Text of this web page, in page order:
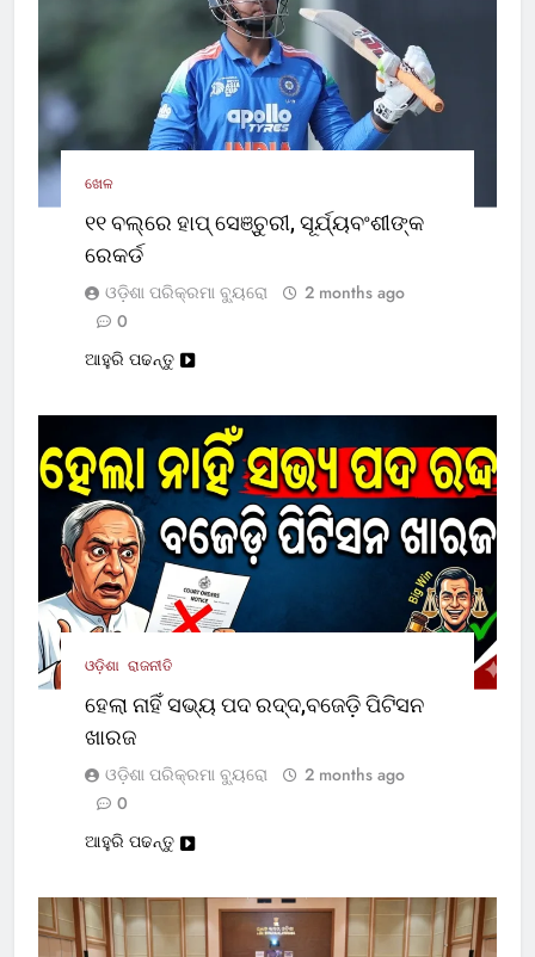
ଖେଳ
୧୧ ବଲ୍‌ରେ ହାପ୍ ସେଞ୍ଚୁରୀ, ସୂର୍ଯ୍ୟବଂଶୀଙ୍କ
ରେକର୍ଡ
ଓଡ଼ିଶା ପରିକ୍ରମା ବ୍ୟୁରୋ
2 months ago
0
ଆହୁରି ପଢନ୍ତୁ
ଓଡ଼ିଶା ରାଜନୀତି
ହେଲା ନାହିଁ ସଭ୍ୟ ପଦ ରଦ୍ଦ,ବଜେଡ଼ି ପିଟିସନ
ଖାରଜ
ଓଡ଼ିଶା ପରିକ୍ରମା ବ୍ୟୁରୋ
2 months ago
0
ଆହୁରି ପଢନ୍ତୁ